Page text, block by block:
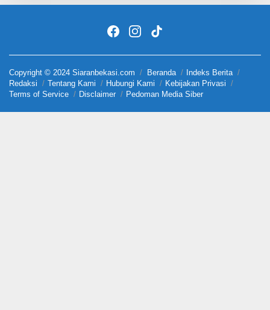
Copyright © 2024 Siaranbekasi.com Beranda
Indeks Berita
Redaksi
Tentang Kami Hubungi Kami
Kebijakan Privasi
Terms of Service
Disclaimer Pedoman Media Siber